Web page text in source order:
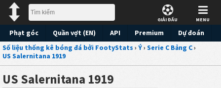
GIẢI ĐẤU MENU
Phạt góc Quần vợt (EN) API Premium
Dự đoán
Số liệu thống kê bóng đá bởi FootyStats › Ý› Serie C Bảng C›
US Salernitana 1919
US Salernitana 1919